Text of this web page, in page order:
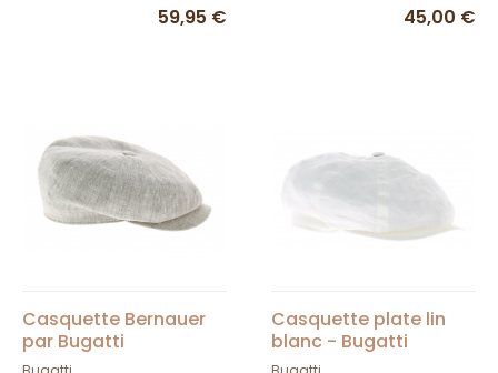
59,95 € 45,00 €
Casquette Bernauer
par Bugatti
Casquette plate lin
blanc - Bugatti